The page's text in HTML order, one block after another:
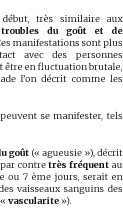
début, très similaire aux
du goût et de
manifestations sont plus
avec des personnes
être en fluctuation brutale,
l’on décrit comme les
se manifester, tels
goût (« agueusie »), décrit
contre très fréquent au
ou 7 ème jours, serait en
vaisseaux sanguins des
vascularite »).